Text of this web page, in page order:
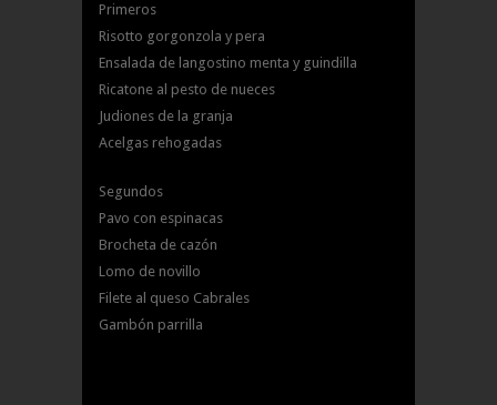
Primeros
Risotto gorgonzola y pera
Ensalada de langostino menta y guindilla
Ricatone al pesto de nueces
Judiones de la granja
Acelgas rehogadas
Segundos
Pavo con espinacas
Brocheta de cazón
Lomo de novillo
Filete al queso Cabrales
Gambón parrilla